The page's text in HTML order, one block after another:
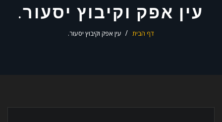
עין אפק וקיבוץ יסעור.
דף הבית עין אפק וקיבוץ יסעור.